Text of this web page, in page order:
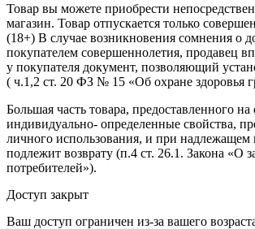
Товар вы можете приобрести
магазин. Товар отпускается только
(18+) В случае возникновения сомнения о
покупателем совершеннолетия, продавец
у покупателя документ, позволяющий
( ч.1,2 ст. 20 ФЗ № 15 «Об охране здоровья
Большая часть товара, предоставленного на
индивидуально- определенные свойства,
личного использования, и при надлежащем
подлежит возврату (п.4 ст. 26.1. Закона «О
потребителей»).
Доступ закрыт
Ваш доступ ограничен из-за вашего